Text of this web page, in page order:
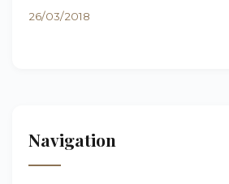
26/03/2018
Navigation